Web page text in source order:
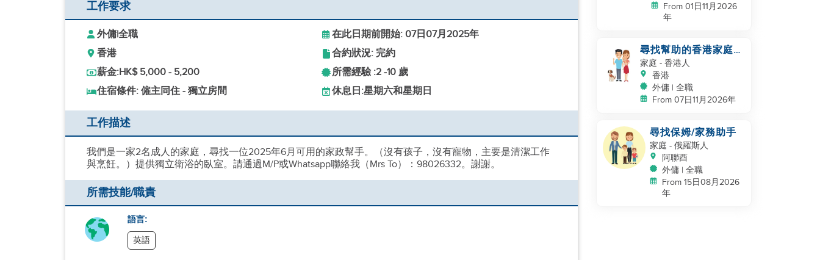
工作要求
外傭|全職
在此日期前開始: 07日07月2025年
香港
合約狀況: 完約
薪金:HK$ 5,000 - 5,200 所需經驗 :2 -10 歲
住宿條件: 僱主同住 - 獨立房間
休息日:星期六和星期日
工作描述
我們是一家2名成人的家庭，尋找一位2025年6月可用的家政幫手。（沒有孩子，沒有寵物，主要是清潔工作
與烹飪。）提供獨立衛浴的臥室。請通過M/P或Whatsapp聯絡我（Mrs To）：98026332。謝謝。
所需技能/職責
語言:
英語
From 01日11月2026
年
尋找幫助的香港家庭，
帶著嬰兒和寵物
家庭 - 香港人
香港
外傭 | 全職
From 07日11月2026年
尋找保姆/家務助手
家庭 - 俄羅斯人
阿聯酉
外傭 | 全職
From 15日08月2026
年